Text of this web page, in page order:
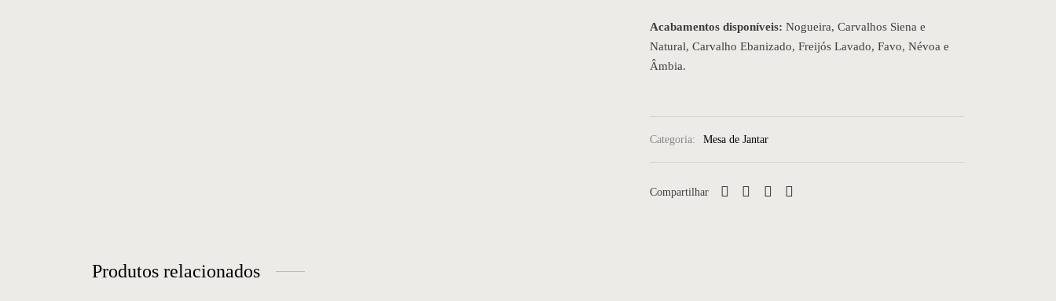
Acabamentos disponíveis: Nogueira, Carvalhos Siena e
Natural, Carvalho Ebanizado, Freijós Lavado, Favo, Névoa e
Âmbia.
Categoria: Mesa de Jantar
Compartilhar
Produtos relacionados